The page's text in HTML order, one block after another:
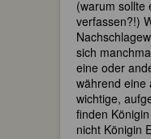
(warum sollte
verfassen?!)
sich
eine oder
während eine
wichtige,
finden
nicht Königin